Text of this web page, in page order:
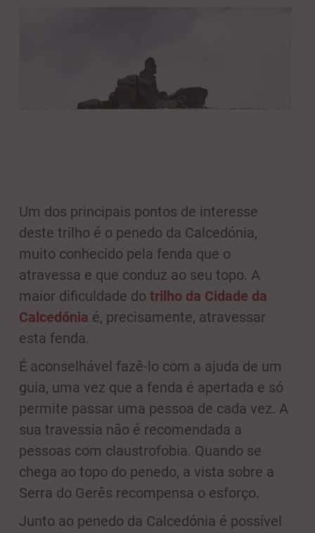
Um dos principais pontos de interesse
deste trilho é o penedo da Calcedónia,
muito conhecido pela fenda que o
atravessa e que conduz ao seu topo. A
maior dificuldade do trilho da Cidade da
Calcedónia é, precisamente, atravessar
esta fenda.
É aconselhável fazê-lo com a ajuda de um
guia, uma vez que a fenda é apertada e só
permite passar uma pessoa de cada vez. A
sua travessia não é recomendada a
pessoas com claustrofobia. Quando se
chega ao topo do penedo, a vista sobre a
Serra do Gerês recompensa o esforço.
Junto ao penedo da Calcedónia é possível